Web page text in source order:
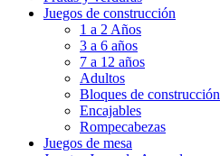
Juegos de construcción
1 a 2 Años
3 a 6 años
7 a 12 años
Adultos
Bloques de construcción
Encajables
Rompecabezas
Juegos de mesa